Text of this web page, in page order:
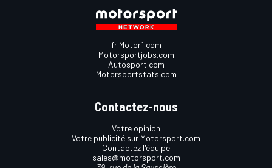
fr.Motor1.com
Motorsportjobs.com
Autosport.com
Motorsportstats.com
Contactez-nous
Votre opinion
Votre publicité sur Motorsport.com
Contactez l'équipe
sales@motorsport.com